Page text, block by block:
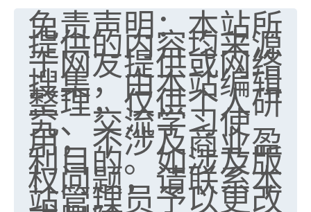
免责声明：本站所
提供的内容均来源
于网友提供或网络
搜集，由本站编辑
整理，仅供个人研
究、交流学习使
用，不涉及商业盈
利目的。如涉及版
权问题，请联系本
站管理员予以更改
2天前 来自云南 11
优秀的张同学
老师收徒吗？？我对这些很感兴趣
2天前 来自山西 15